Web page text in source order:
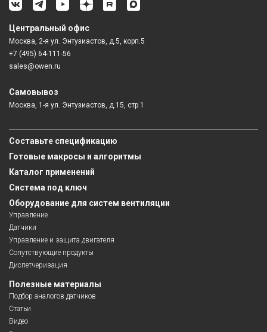
Центральный офис
Москва, 2-я ул. Энтузиастов, д.5, корп.5
+7 (495) 64-111-56
sales@owen.ru
Самовывоз
Москва, 1-я ул. Энтузиастов, д.15, стр.1
Составьте спецификацию
Готовые макросы и алгоритмы
Каталог применений
Система под ключ
Оборудование для систем вентиляции
Управление
Датчики
Управление и защита двигателя
Сопутствующие продукты
Диспетчеризация
Полезные материалы
Подбор аналогов датчиков
Статьи
Видео